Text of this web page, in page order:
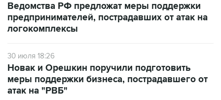
Ведомства РФ предложат меры поддержки
предпринимателей, пострадавших от атак на
логокомплексы
30 июля 18:26
Новак и Орешкин поручили подготовить
меры поддержки бизнеса, пострадавшего от
атак на "РВБ"